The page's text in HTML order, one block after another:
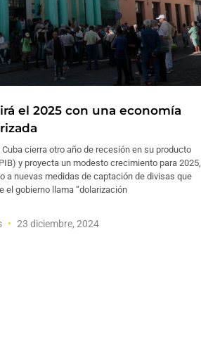
el 2025 con una economía
Cuba cierra otro año de recesión en su producto
y proyecta un modesto crecimiento para 2025,
a nuevas medidas de captación de divisas que
el gobierno llama “dolarización
23 diciembre, 2024